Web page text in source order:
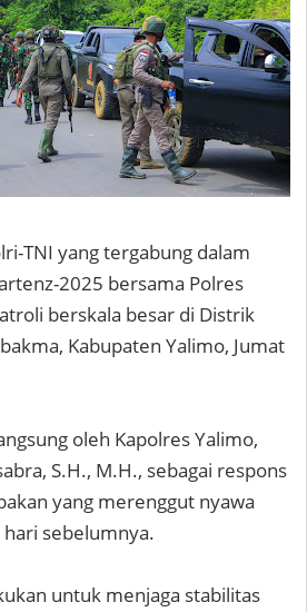
TNI yang tergabung dalam
2025 bersama Polres
berskala besar di Distrik
Kabupaten Yalimo, Jumat
oleh Kapolres Yalimo,
S.H., M.H., sebagai respons
yang merenggut nyawa
hari sebelumnya.
untuk menjaga stabilitas